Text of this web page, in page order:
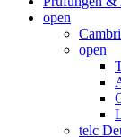
open
open
telc